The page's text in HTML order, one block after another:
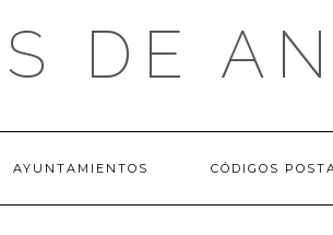
DE
AYUNTAMIENTOS CÓDIGOS